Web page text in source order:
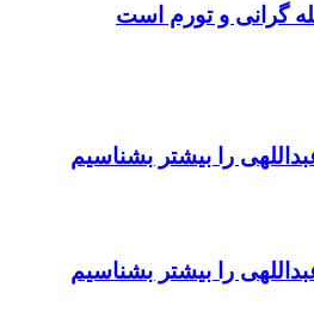
گرانی و تورم است
را بیشتر بشناسیم
را بیشتر بشناسیم